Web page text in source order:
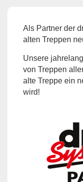
Als Partner der
alten Treppen
Unsere
von Treppen
alte Treppe ein
wird!